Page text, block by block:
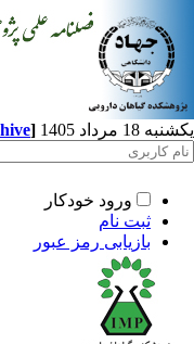
1405
]
ورود خودکار
ثبت نام
بازیابی رمز عبور